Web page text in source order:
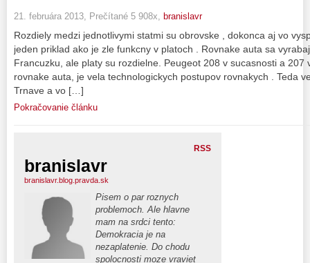
21. februára 2013, Prečítané 5 908x, branislavr
Rozdiely medzi jednotlivymi statmi su obrovske , dokonca aj vo
jeden priklad ako je zle funkcny v platoch . Rovnake auta sa
Francuzku, ale platy su rozdielne. Peugeot 208 v sucasnosti a 207
rovnake auta, je vela technologickych postupov rovnakych . Teda
Trnave a vo […]
Pokračovanie článku
RSS
branislavr
branislavr.blog.pravda.sk
Pisem o par roznych
problemoch. Ale hlavne
mam na srdci tento:
Demokracia je na
nezaplatenie. Do chodu
spolocnosti moze vraviet